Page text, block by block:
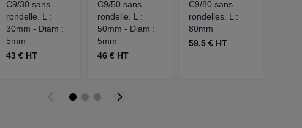
C9/30 sans
rondelle. L :
30mm - Diam :
5mm
43 € HT
C9/50 sans
rondelle. L :
50mm - Diam :
5mm
46 € HT
C9/80 sans
rondelles. L :
80mm
59.5 € HT